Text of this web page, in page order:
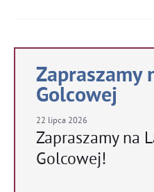
Zapraszamy
Golcowej
22 lipca 2026
Zapraszamy na
Golcowej!